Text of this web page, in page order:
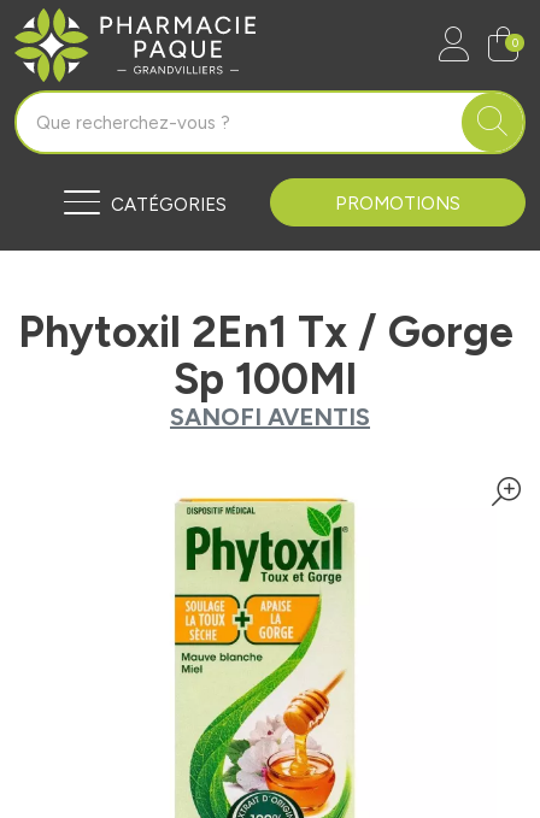
Pharmacie Paque Grandvilliers
0
CATÉGORIES PROMOTIONS
Phytoxil 2En1 Tx / Gorge
Sp 100Ml
SANOFI AVENTIS